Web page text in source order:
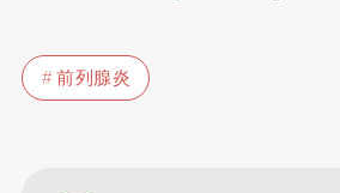
前列腺炎